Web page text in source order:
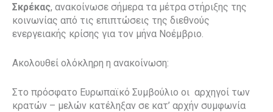
Σκρέκας, ανακοίνωσε σήμερα τα μέτρα στήριξης της
κοινωνίας από τις επιπτώσεις της διεθνούς
ενεργειακής κρίσης για τον μήνα Νοέμβριο.
Ακολουθεί ολόκληρη η ανακοίνωση:
Στο πρόσφατο Ευρωπαϊκό Συμβούλιο οι αρχηγοί των
κρατών – μελών κατέληξαν σε κατ’ αρχήν συμφωνία